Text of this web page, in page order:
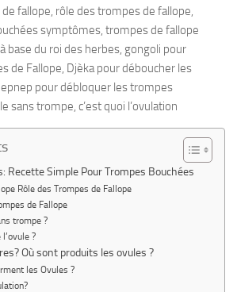
fallope, rôle des trompes de fallope,
symptômes, trompes de fallope
base du roi des herbes, gongoli pour
de Fallope, Djèka pour déboucher les
pour débloquer les trompes
sans trompe, c’est quoi l’ovulation
Recette Simple Pour Trompes Bouchées
Rôle des Trompes de Fallope
de Fallope
trompe ?
?
Où sont produits les ovules ?
les Ovules ?